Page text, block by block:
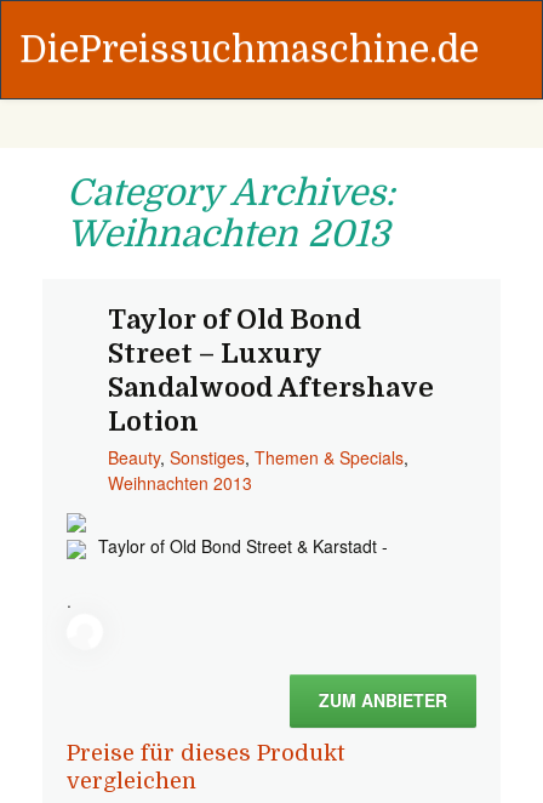
DiePreissuchmaschine.de
Category Archives:
Weihnachten 2013
Taylor of Old Bond
Street – Luxury
Sandalwood Aftershave
Lotion
Beauty, Sonstiges, Themen & Specials,
Weihnachten 2013
Taylor of Old Bond Street & Karstadt -
.
ZUM ANBIETER
Preise für dieses Produkt
vergleichen